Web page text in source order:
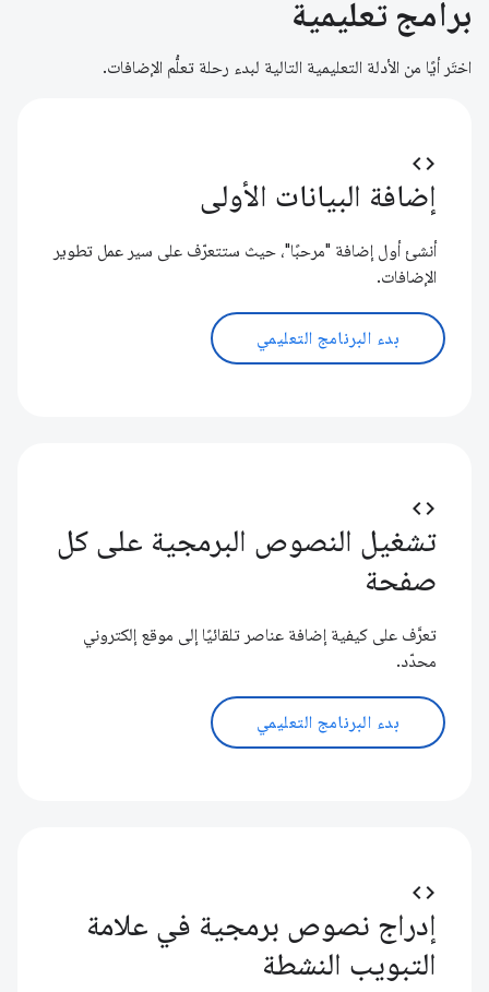
برامج تعليمية
اختَر أيًا من الأدلة التعليمية التالية لبدء رحلة تعلُّم الإضافات.
code
إضافة البيانات الأولى
أنشئ أول إضافة "مرحبًا"، حيث ستتعرّف على سير عمل تطوير
الإضافات.
بدء البرنامج التعليمي
code
تشغيل النصوص البرمجية على كل
صفحة
تعرَّف على كيفية إضافة عناصر تلقائيًا إلى موقع إلكتروني
محدّد.
بدء البرنامج التعليمي
code
إدراج نصوص برمجية في علامة
التبويب النشطة